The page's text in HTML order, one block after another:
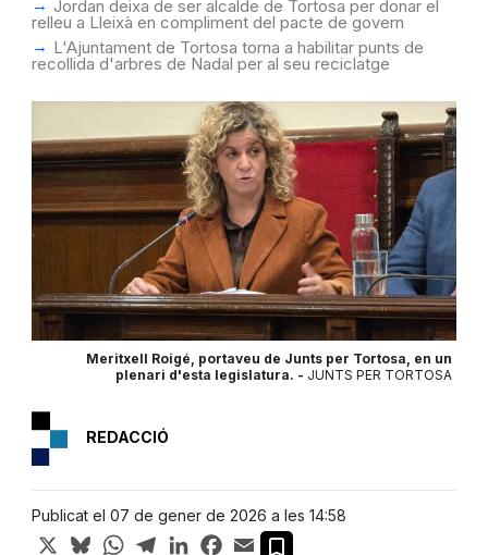
Jordan deixa de ser alcalde de Tortosa per donar el
relleu a Lleixà en compliment del pacte de govern
L'Ajuntament de Tortosa torna a habilitar punts de
recollida d'arbres de Nadal per al seu reciclatge
Meritxell Roigé, portaveu de Junts per Tortosa, en un
plenari d'esta legislatura. - JUNTS PER TORTOSA
REDACCIÓ
Publicat el 07 de gener de 2026 a les 14:58
X BlueskyWhatsApp
TelegramLinkedInFacebook
Email